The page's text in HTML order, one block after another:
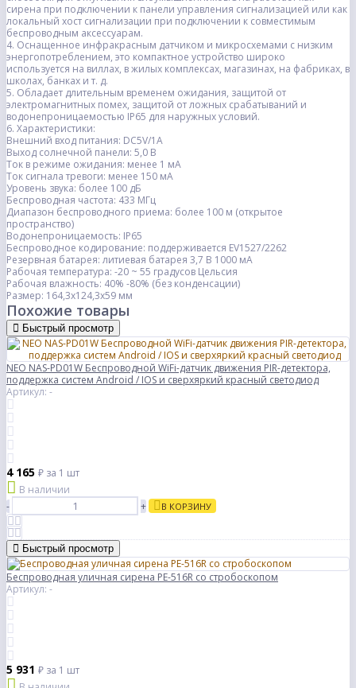
сирена при подключении к панели управления сигнализацией или как
локальный хост сигнализации при подключении к совместимым
беспроводным аксессуарам.
4. Оснащенное инфракрасным датчиком и микросхемами с низким
энергопотреблением, это компактное устройство широко
используется на виллах, в жилых комплексах, магазинах, на фабриках, в
школах, банках и т. д.
5. Обладает длительным временем ожидания, защитой от
электромагнитных помех, защитой от ложных срабатываний и
водонепроницаемостью IP65 для наружных условий.
6. Характеристики:
Внешний вход питания: DC5V/1A
Выход солнечной панели: 5,0 В
Ток в режиме ожидания: менее 1 мА
Ток сигнала тревоги: менее 150 мА
Уровень звука: более 100 дБ
Беспроводная частота: 433 МГц
Диапазон беспроводного приема: более 100 м (открытое
пространство)
Водонепроницаемость: IP65
Беспроводное кодирование: поддерживается EV1527/2262
Резервная батарея: литиевая батарея 3,7 В 1000 мА
Рабочая температура: -20 ~ 55 градусов Цельсия
Рабочая влажность: 40% -80% (без конденсации)
Размер: 164,3x124,3x59 мм
Похожие товары
Быстрый просмотр
NEO NAS-PD01W Беспроводной WiFi-датчик движения PIR-детектора,
поддержка систем Android / IOS и сверхяркий красный светодиод
Артикул: -
4 165 ₽ за 1 шт
В наличии
-
+ В КОРЗИНУ
Быстрый просмотр
Беспроводная уличная сирена PE-516R со стробоскопом
Артикул: -
5 931 ₽ за 1 шт